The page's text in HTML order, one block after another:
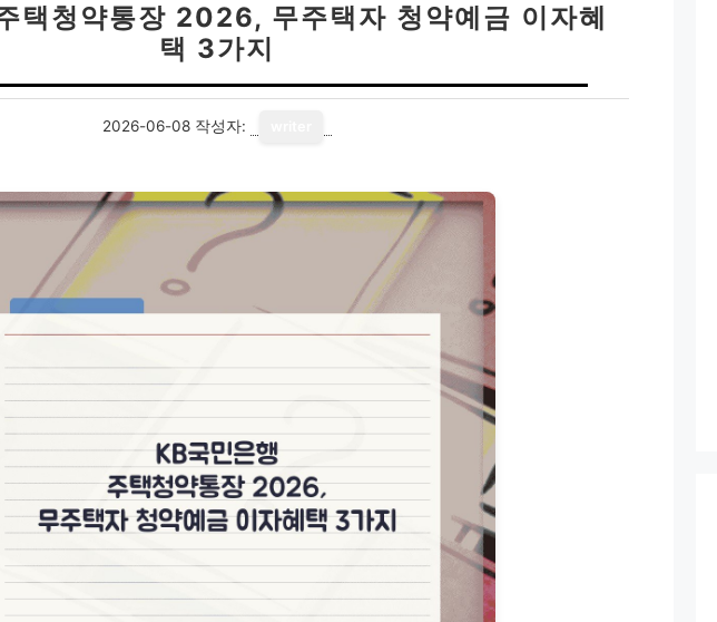
택청약통장 2026, 무주택자 청약예금 이자혜
택 3가지
2026-06-08 작성자: